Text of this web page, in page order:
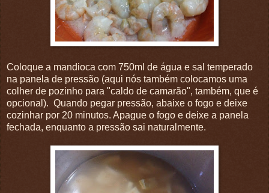
Coloque a mandioca com 750ml de água e sal temperado
na panela de pressão (aqui nós também colocamos uma
colher de pozinho para "caldo de camarão", também, que é
opcional). Quando pegar pressão, abaixe o fogo e deixe
cozinhar por 20 minutos. Apague o fogo e deixe a panela
fechada, enquanto a pressão sai naturalmente.